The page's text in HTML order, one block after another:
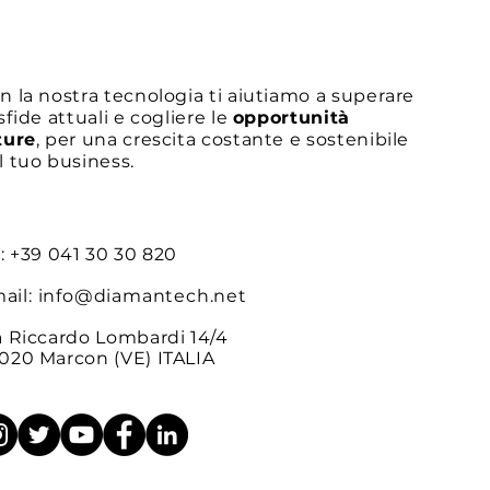
la nostra tecnologia ti aiutiamo a superare
attuali e cogliere le opportunità
, per una crescita costante e sostenibile
tuo business.
+39 041 30 30 820
info@diamantech.net
Riccardo Lombardi 14/4
Marcon (VE) ITALIA